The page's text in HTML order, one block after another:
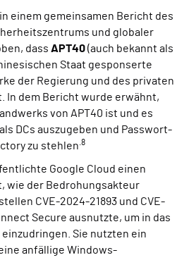
einem gemeinsamen Bericht des
und globaler
dass APT40(auch bekannt als
Staat gesponserte
der Regierung und des privaten
In dem Bericht wurde erwähnt,
von APT40 ist und es
DCs auszugeben und Passwort-
zu stehlen .8
Google Cloud einen
wie der Bedrohungsakteur
CVE-2024-21893 und CVE-
Secure ausnutzte, um in das
Sie nutzten ein
anfällige Windows-